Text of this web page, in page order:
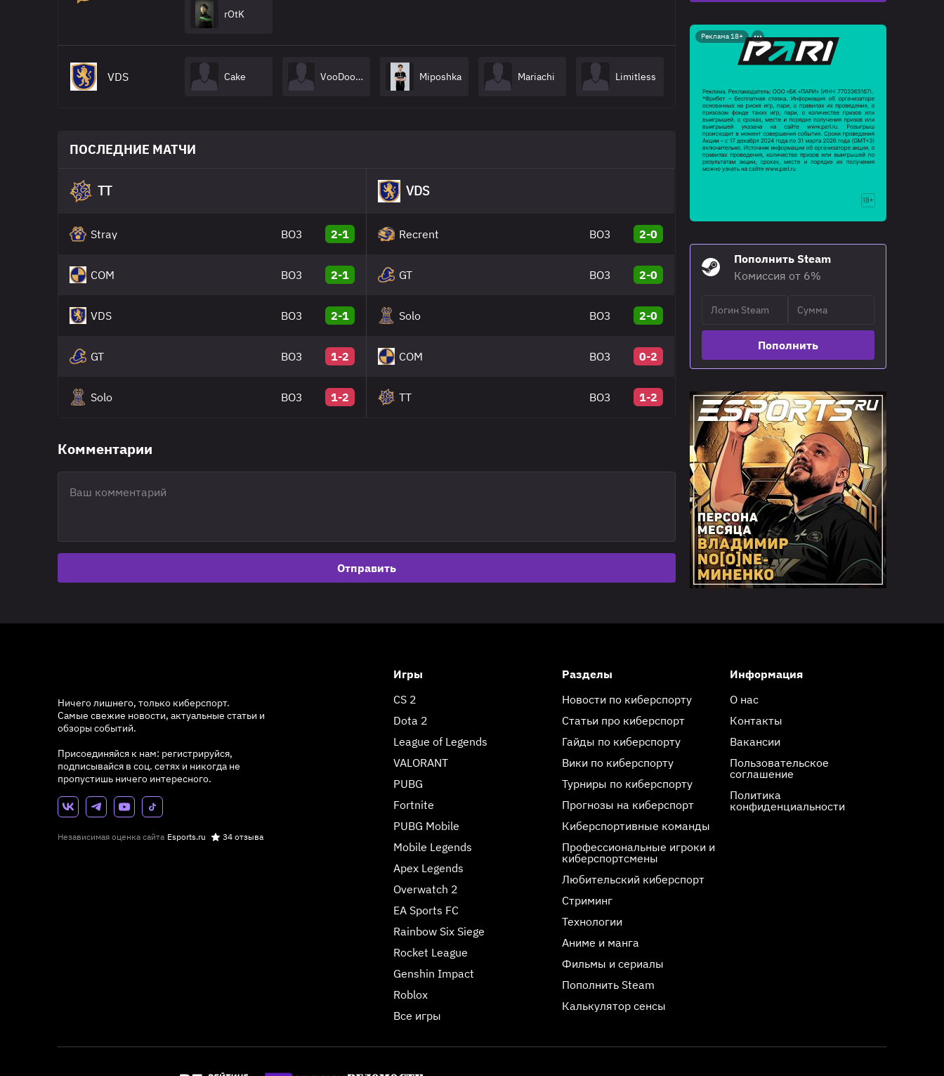
rOtK
VDS Cake VooDooSh Miposhka Mariachi Limitless
ПОСЛЕДНИЕ МАТЧИ
TT
Stray BO3 2-1
COM BO3 2-1
VDS BO3 2-1
GT BO3 1-2
Solo BO3 1-2
VDS
Recrent BO3 2-0
GT BO3 2-0
Solo BO3 2-0
COM BO3 0-2
TT BO3 1-2
Комментарии
Отправить
Реклама 18+
Пополнить Steam
Комиссия от 6%
Пополнить
Ничего лишнего, только киберспорт.
Самые свежие новости, актуальные статьи и
обзоры событий.
Присоединяйся к нам: регистрируйся,
подписывайся в соц. сетях и никогда не
пропустишь ничего интересного.
Независимая оценка сайта Esports.ru 34 отзыва
Игры
CS 2
Dota 2
League of Legends
VALORANT
PUBG
Fortnite
PUBG Mobile
Mobile Legends
Apex Legends
Overwatch 2
EA Sports FC
Rainbow Six Siege
Rocket League
Genshin Impact
Roblox
Все игры
Разделы
Новости по киберспорту
Статьи про киберспорт
Гайды по киберспорту
Вики по киберспорту
Турниры по киберспорту
Прогнозы на киберспорт
Киберспортивные команды
Профессиональные игроки и
киберспортсмены
Любительский киберспорт
Стриминг
Технологии
Аниме и манга
Фильмы и сериалы
Пополнить Steam
Калькулятор сенсы
Информация
О нас
Контакты
Вакансии
Пользовательское
соглашение
Политика
конфиденциальности